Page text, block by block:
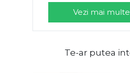
Vezi mai
Te-ar putea